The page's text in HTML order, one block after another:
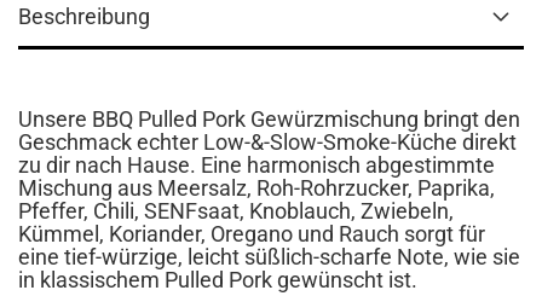
Beschreibung
Unsere BBQ Pulled Pork Gewürzmischung bringt den
Geschmack echter Low-&-Slow-Smoke-Küche direkt
zu dir nach Hause. Eine harmonisch abgestimmte
Mischung aus Meersalz, Roh-Rohrzucker, Paprika,
Pfeffer, Chili, SENFsaat, Knoblauch, Zwiebeln,
Kümmel, Koriander, Oregano und Rauch sorgt für
eine tief-würzige, leicht süßlich-scharfe Note, wie sie
in klassischem Pulled Pork gewünscht ist.